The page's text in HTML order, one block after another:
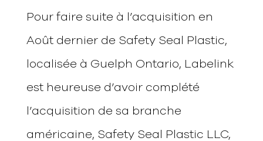
Pour faire suite à l’acquisition en
Août dernier de Safety Seal Plastic,
localisée à Guelph Ontario, Labelink
est heureuse d’avoir complété
l’acquisition de sa branche
américaine, Safety Seal Plastic LLC,